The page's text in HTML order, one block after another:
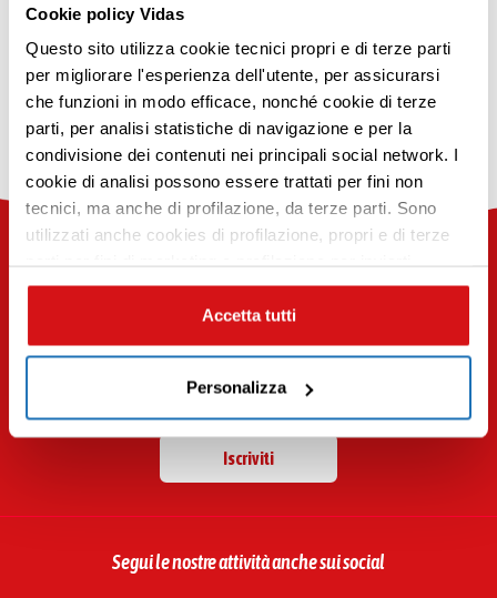
Cookie policy Vidas
Questo sito utilizza cookie tecnici propri e di terze parti
per migliorare l'esperienza dell'utente, per assicurarsi
che funzioni in modo efficace, nonché cookie di terze
parti, per analisi statistiche di navigazione e per la
condivisione dei contenuti nei principali social network. I
cookie di analisi possono essere trattati per fini non
tecnici, ma anche di profilazione, da terze parti. Sono
utilizzati anche cookies di profilazione, propri e di terze
contenuti mirati sulle tue preferenze e i tuoi interessi. Se
CHIUDI questo banner, saranno utilizzati soltanto
cookies tecnici. Seleziona i pulsanti sottostanti per
seleziona “ACCETTA TUTTI”, se vuoi abilitare o
disabilitare soltanto determinate categorie di cookies
seleziona “PERSONALIZZA”. Per maggiori informazioni
e modificare le tue preferenze vai alla nostra
Accetta tutti
Personalizza
Torna ai progetti Progetto precedente
Restiamo in contatto, iscriviti alla nostra
newsletter
Iscriviti
Segui le nostre attività anche sui social
Premi INVIO per cercare o ESC per uscire